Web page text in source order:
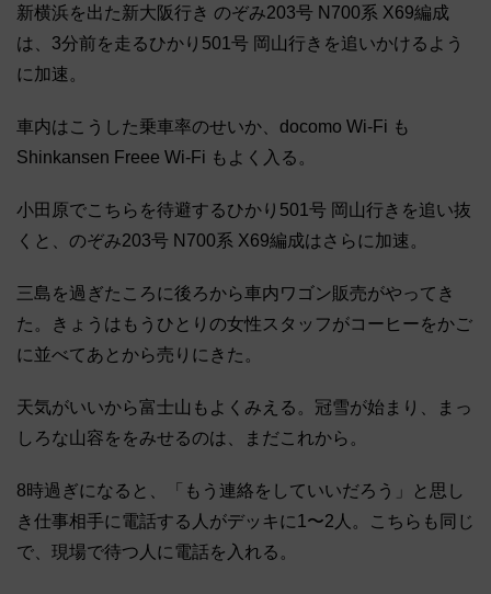
新横浜を出た新大阪行き のぞみ203号 N700系 X69編成
は、3分前を走るひかり501号 岡山行きを追いかけるよう
に加速。
車内はこうした乗車率のせいか、docomo Wi-Fi も
Shinkansen Freee Wi-Fi もよく入る。
小田原でこちらを待避するひかり501号 岡山行きを追い抜
くと、のぞみ203号 N700系 X69編成はさらに加速。
三島を過ぎたころに後ろから車内ワゴン販売がやってき
た。きょうはもうひとりの女性スタッフがコーヒーをかご
に並べてあとから売りにきた。
天気がいいから富士山もよくみえる。冠雪が始まり、まっ
しろな山容ををみせるのは、まだこれから。
8時過ぎになると、「もう連絡をしていいだろう」と思し
き仕事相手に電話する人がデッキに1〜2人。こちらも同じ
で、現場で待つ人に電話を入れる。